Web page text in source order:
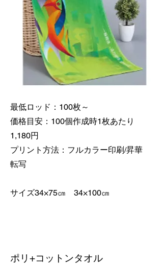
最低ロッド：100枚～
価格目安：100個作成時1枚あたり
1,180円
​プリント方法：フルカラー印刷/昇華
転写
​サイズ34×75㎝ 34×100㎝
ポリ+コットンタオル